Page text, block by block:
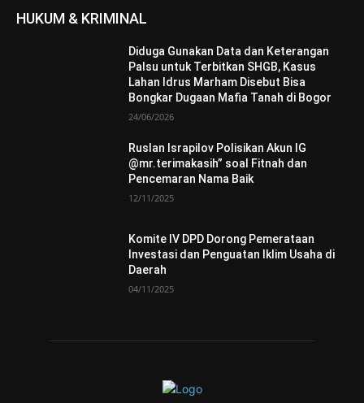
HUKUM & KRIMINAL
Diduga Gunakan Data dan Keterangan
Palsu untuk Terbitkan SHGB, Kasus
Lahan Idrus Marham Disebut Bisa
Bongkar Dugaan Mafia Tanah di Bogor
24/06/2026
Ruslan Israpilov Polisikan Akun IG
@mr.terimakasih” soal Fitnah dan
Pencemaran Nama Baik
12/11/2025
Komite IV DPD Dorong Pemerataan
Investasi dan Penguatan Iklim Usaha di
Daerah
04/11/2025